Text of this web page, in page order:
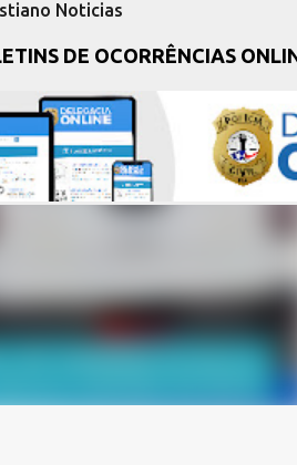
Noticias
DE OCORRÊNCIAS